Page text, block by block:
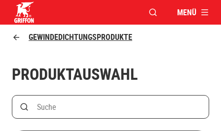
FENSTER FÜR DIE
MENÜ
GEWINDEDICHTUNGSPRODUKTE
PRODUKTAUSWAHL
Search
Suche nach Produktname